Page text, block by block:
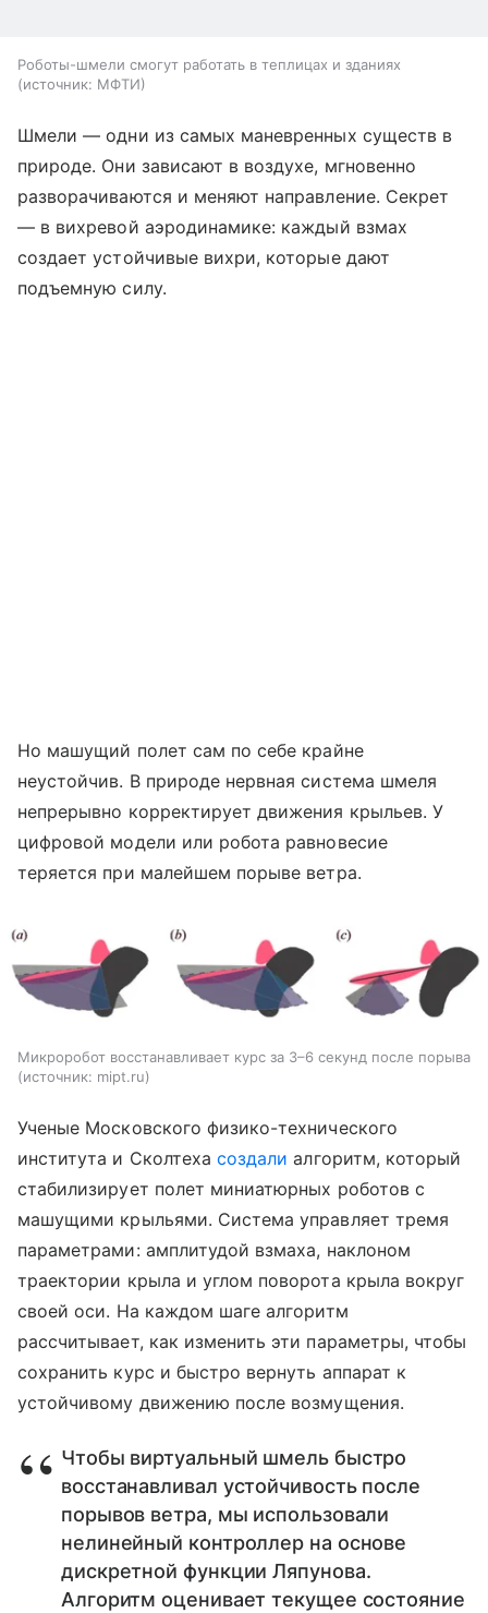
Роботы-шмели смогут работать в теплицах и зданиях
источник: МФТИ
Шмели — одни из самых маневренных существ в
природе. Они зависают в воздухе, мгновенно
разворачиваются и меняют направление. Секрет
— в вихревой аэродинамике: каждый взмах
создает устойчивые вихри, которые дают
подъемную силу.
Но машущий полет сам по себе крайне
неустойчив. В природе нервная система шмеля
непрерывно корректирует движения крыльев. У
цифровой модели или робота равновесие
теряется при малейшем порыве ветра.
Микроробот восстанавливает курс за 3–6 секунд после порыва
источник: mipt.ru
Ученые Московского физико-технического
института и Сколтехасоздали алгоритм, который
стабилизирует полет миниатюрных роботов с
машущими крыльями. Система управляет тремя
параметрами: амплитудой взмаха, наклоном
траектории крыла и углом поворота крыла вокруг
своей оси. На каждом шаге алгоритм
рассчитывает, как изменить эти параметры, чтобы
сохранить курс и быстро вернуть аппарат к
устойчивому движению после возмущения.
Чтобы виртуальный шмель быстро
восстанавливал устойчивость после
порывов ветра, мы использовали
нелинейный контроллер на основе
дискретной функции Ляпунова.
Алгоритм оценивает текущее состояние